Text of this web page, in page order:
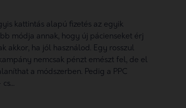
kattintás alapú fizetés az egyik
módja annak, hogy új pácienseket érj
akkor, ha jól használod. Egy rosszul
nemcsak pénzt emészt fel, de el
a módszerben. Pedig a PPC